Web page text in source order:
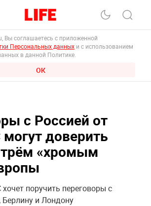
Вы соглашаетесь с приложенной
Персональных данных и с использованием
в данной Политике.
ОК
с Россией от
доверить
«хромым
поручить переговоры с
и Лондону